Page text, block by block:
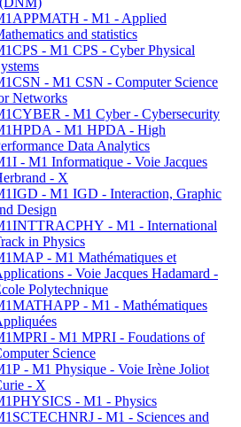
- M1 - Applied
and statistics
- M1 CPS - Cyber Physical
- M1 CSN - Computer Science
Networks
- M1 Cyber - Cybersecurity
- M1 HPDA - High
Data Analytics
- M1 Informatique - Voie Jacques
- X
- M1 IGD - Interaction, Graphic
Design
- M1 - International
in Physics
- M1 Mathématiques et
- Voie Jacques Hadamard -
Polytechnique
- M1 - Mathématiques
- M1 MPRI - Foudations of
Science
- M1 Physique - Voie Irène Joliot
- X
- M1 - Physics
- M1 - Sciences and